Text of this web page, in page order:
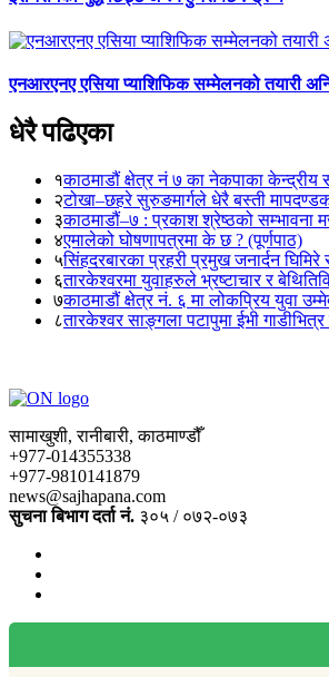
एनआरएनए एसिया प्याशिफिक सम्मेलनको तयारी
धेरै पढिएका
१काठमाडौं क्षेत्र नं ७ का नेकपाका केन्द्रीय
२टोखा–छहरे सुरुङमार्गले धेरै बस्ती
३काठमाडौं–७ : प्रकाश श्रेष्ठको
४एमालेको घोषणापत्रमा के छ ? (पूर्णपाठ)
५सिंहदरबारका प्रहरी प्रमुख जनार्दन
६तारकेश्वरमा युवाहरुले भ्रष्टाचार र
७काठमाडौं क्षेत्र नं. ६ मा लोकप्रिय युवा
८तारकेश्वर साङ्गला पटापुमा ईभी
सामाखुशी, रानीबारी, काठमाण्डौँ
+977-014355338
+977-9810141879
news@sajhapana.com
सुचना बिभाग दर्ता नं. ३०५ / ०७२-०७३